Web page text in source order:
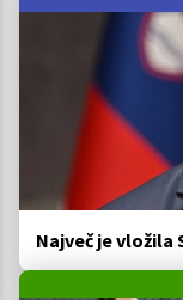
Največ je vložila